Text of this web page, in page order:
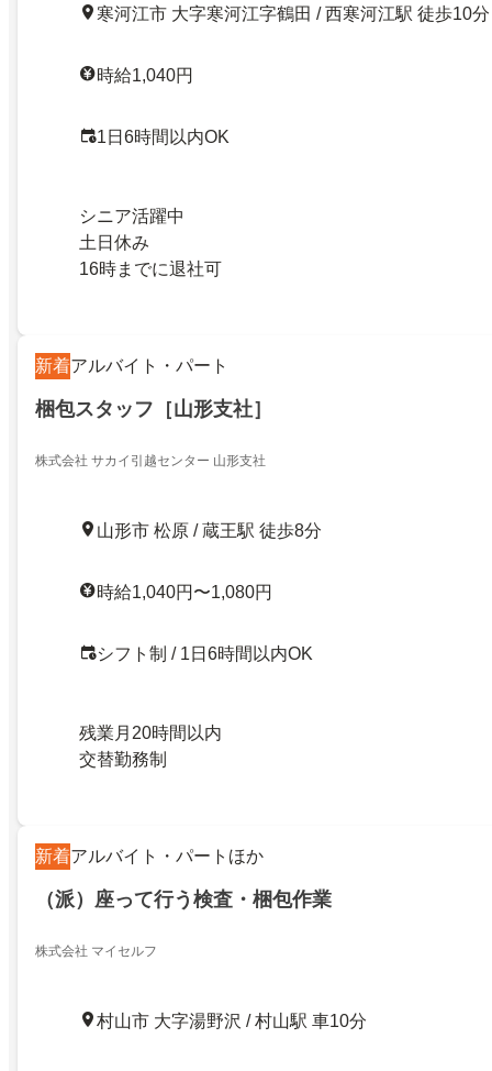
寒河江市 大字寒河江字鶴田 / 西寒河江駅 徒歩10分
時給1,040円
1日6時間以内OK
シニア活躍中
土日休み
16時までに退社可
新着アルバイト・パート
梱包スタッフ［山形支社］
株式会社 サカイ引越センター 山形支社
山形市 松原 / 蔵王駅 徒歩8分
時給1,040円〜1,080円
シフト制 / 1日6時間以内OK
残業月20時間以内
交替勤務制
新着アルバイト・パートほか
（派）座って行う検査・梱包作業
株式会社 マイセルフ
村山市 大字湯野沢 / 村山駅 車10分